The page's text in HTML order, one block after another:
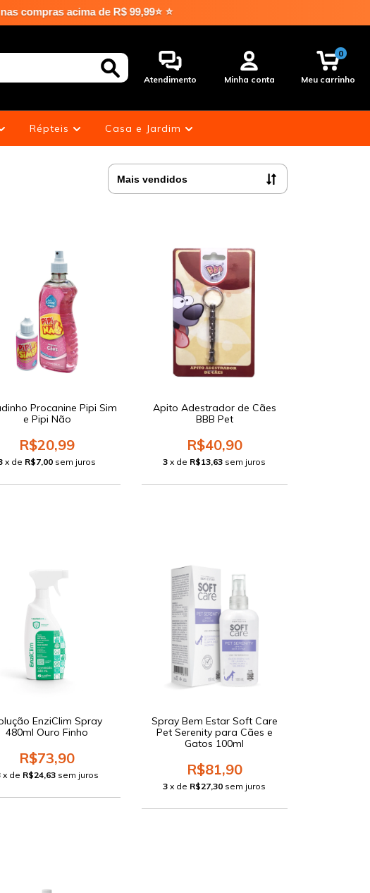
de R$ 99,99⭐ ⭐
Atendimento Minha conta Meu carrinho
0
Répteis Casa e Jardim
Procanine Pipi Sim
e Pipi Não
R$20,99
x de R$7,00 sem juros
Apito Adestrador de Cães
BBB Pet
R$40,90
3 x de R$13,63 sem juros
EnziClim Spray
480ml Ouro Finho
R$73,90
x de R$24,63 sem juros
Spray Bem Estar Soft Care
Pet Serenity para Cães e
Gatos 100ml
R$81,90
3 x de R$27,30 sem juros